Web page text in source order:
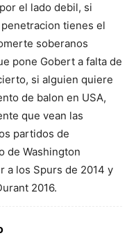
el lado debil, si
tienes el
soberanos
pone Gobert a falta de
si alguien quiere
de balon en USA,
que vean las
partidos de
de Washington
a los Spurs de 2014 y
2016.